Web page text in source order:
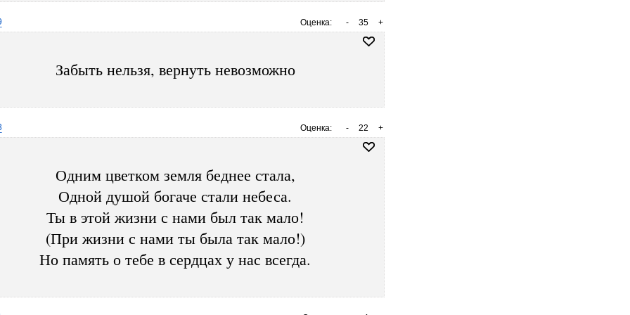
Оценка: +
35
-
Забыть нельзя, вернуть невозможно
Оценка: +
22
-
Одним цветком земля беднее стала,
Одной душой богаче стали небеса.
Ты в этой жизни с нами был так мало!
(При жизни с нами ты была так мало!)
Но память о тебе в сердцах у нас всегда.